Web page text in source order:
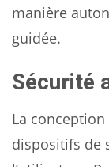
manière
guidée.
Sécurité
La
dispositifs de